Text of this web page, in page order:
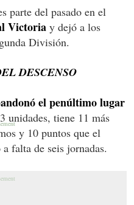
parte del pasado en el
Victoria y dejó a los
División.
DESCENSO
el penúltimo lugar
unidades, tiene 11 más
y 10 puntos que el
falta de seis jornadas.